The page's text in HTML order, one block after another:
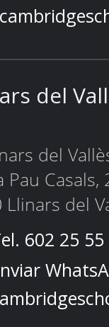
del
del
Pau Casals,
Llinars del
602 25